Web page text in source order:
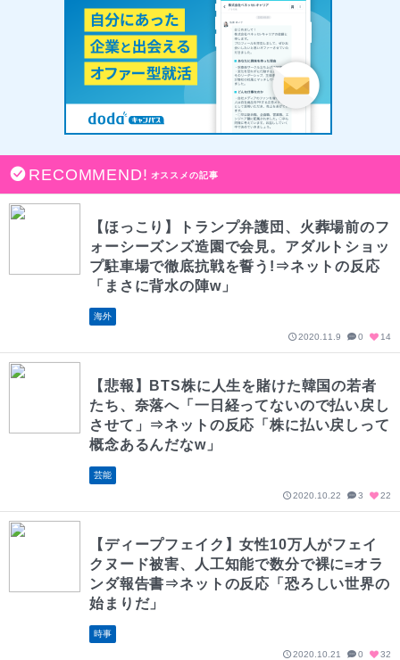
RECOMMEND! オススメの記事
【ほっこり】トランプ弁護団、火葬場前のフ
ォーシーズンズ造園で会見。アダルトショッ
プ駐車場で徹底抗戦を誓う!⇒ネットの反応
「まさに背水の陣w」
海外
2020.11.9 0 14
【悲報】BTS株に人生を賭けた韓国の若者
たち、奈落へ「一日経ってないので払い戻し
させて」⇒ネットの反応「株に払い戻しって
概念あるんだなw」
芸能
2020.10.22 3 22
【ディープフェイク】女性10万人がフェイ
クヌード被害、人工知能で数分で裸に=オラ
ンダ報告書⇒ネットの反応「恐ろしい世界の
始まりだ」
時事
2020.10.21 0 32